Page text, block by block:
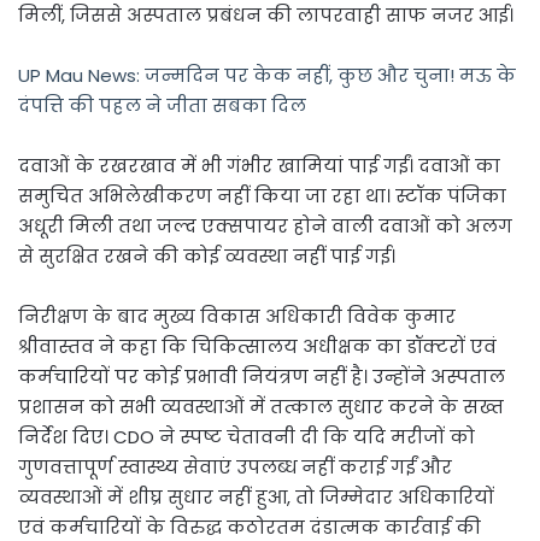
मिलीं, जिससे अस्पताल प्रबंधन की लापरवाही साफ नजर आई।
UP Mau News: जन्मदिन पर केक नहीं, कुछ और चुना! मऊ के
दंपत्ति की पहल ने जीता सबका दिल
दवाओं के रखरखाव में भी गंभीर खामियां पाई गईं। दवाओं का
समुचित अभिलेखीकरण नहीं किया जा रहा था। स्टॉक पंजिका
अधूरी मिली तथा जल्द एक्सपायर होने वाली दवाओं को अलग
से सुरक्षित रखने की कोई व्यवस्था नहीं पाई गई।
निरीक्षण के बाद मुख्य विकास अधिकारी विवेक कुमार
श्रीवास्तव ने कहा कि चिकित्सालय अधीक्षक का डॉक्टरों एवं
कर्मचारियों पर कोई प्रभावी नियंत्रण नहीं है। उन्होंने अस्पताल
प्रशासन को सभी व्यवस्थाओं में तत्काल सुधार करने के सख्त
निर्देश दिए। CDO ने स्पष्ट चेतावनी दी कि यदि मरीजों को
गुणवत्तापूर्ण स्वास्थ्य सेवाएं उपलब्ध नहीं कराई गईं और
व्यवस्थाओं में शीघ्र सुधार नहीं हुआ, तो जिम्मेदार अधिकारियों
एवं कर्मचारियों के विरुद्ध कठोरतम दंडात्मक कार्रवाई की